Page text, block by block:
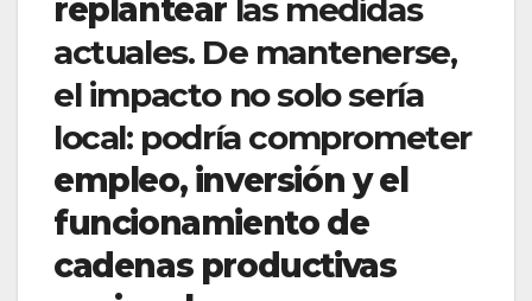
replantear las medidas
actuales. De mantenerse,
el impacto no solo sería
local: podría comprometer
empleo, inversión y el
funcionamiento de
cadenas productivas